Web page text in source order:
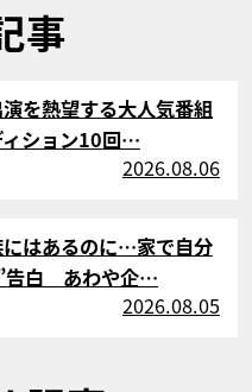
事
を熱望する大人気番組
ィション10回…
2026.08.06
はあるのに…家で自分
告白 あわや企…
2026.08.05